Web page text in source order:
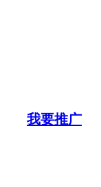
我要推广